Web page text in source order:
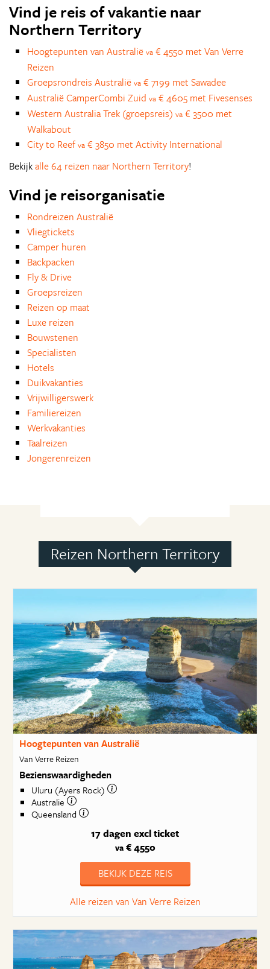
Vind je reis of vakantie naar
Northern Territory
Hoogtepunten van Australië va € 4550 met Van Verre
Reizen
Groepsrondreis Australië va € 7199 met Sawadee
Australië CamperCombi Zuid va € 4605 met Fivesenses
Western Australia Trek (groepsreis) va € 3500 met
Walkabout
City to Reefva € 3850 met Activity International
Bekijkalle 64 reizen naar Northern Territory!
Vind je reisorganisatie
Rondreizen Australië
Vliegtickets
Camper huren
Backpacken
Fly & Drive
Groepsreizen
Reizen op maat
Luxe reizen
Bouwstenen
Specialisten
Hotels
Duikvakanties
Vrijwilligerswerk
Familiereizen
Werkvakanties
Taalreizen
Jongerenreizen
Reizen Northern Territory
Hoogtepunten van Australië
Van Verre Reizen
Bezienswaardigheden
Uluru (Ayers Rock)
Australie
Queensland
17 dagen excl ticket
va€ 4550
BEKIJK DEZE REIS
Alle reizen van Van Verre Reizen